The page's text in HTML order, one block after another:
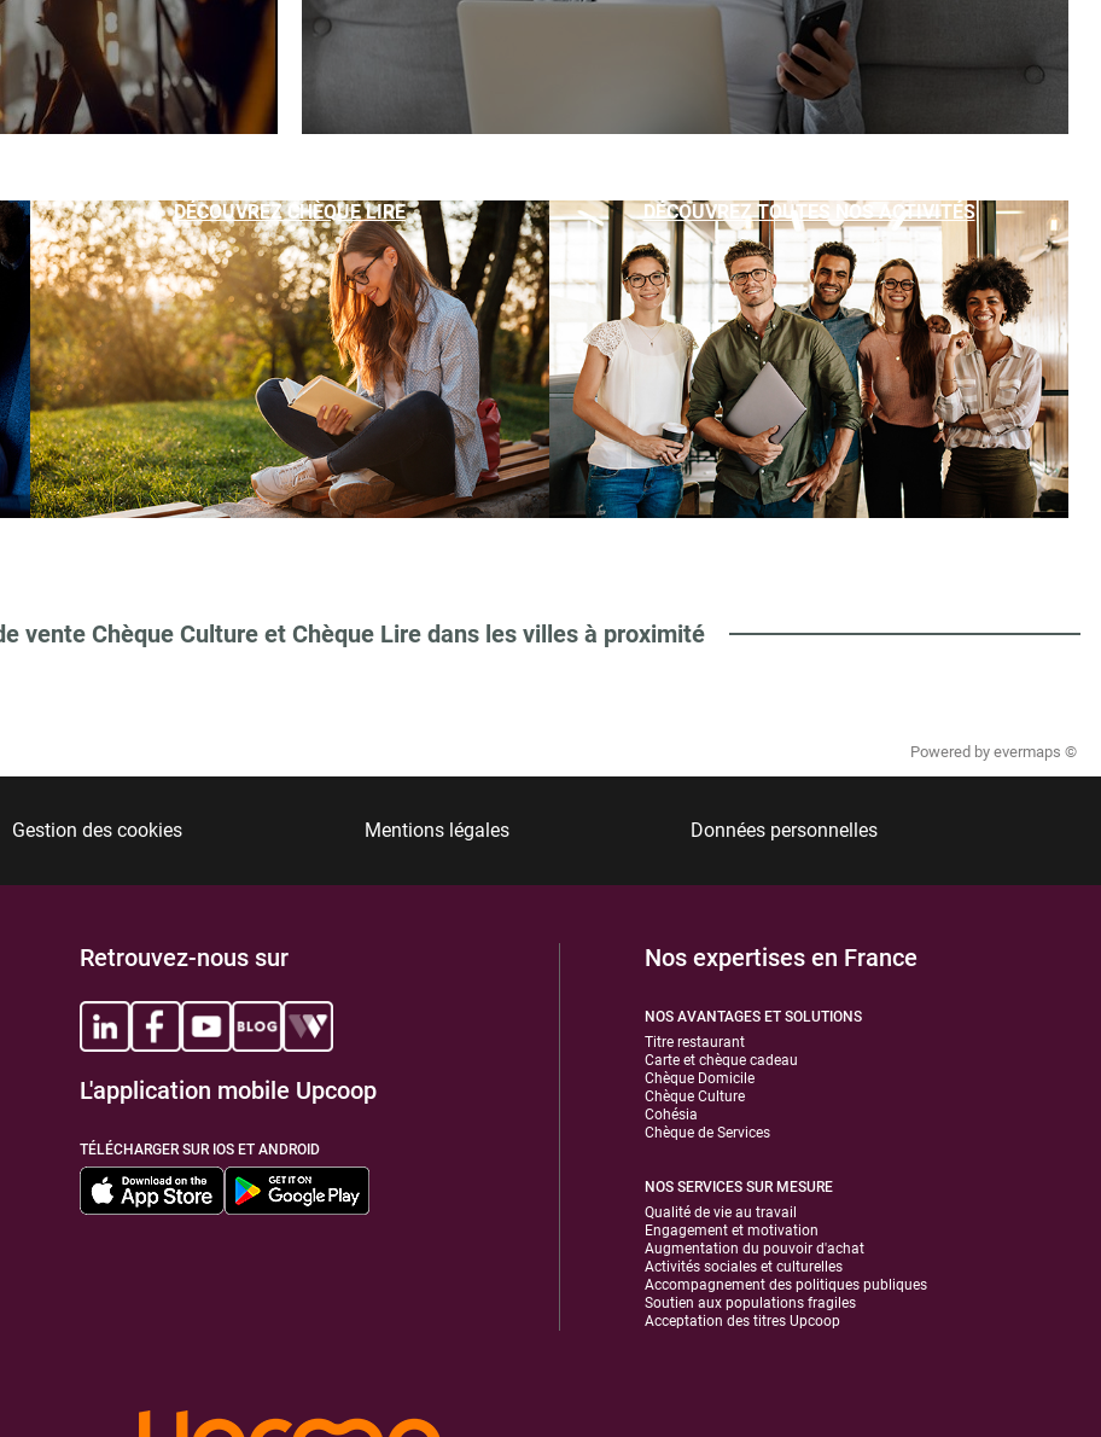
DÉCOUVREZ CHÈQUE LIRE DÉCOUVREZ TOUTES NOS ACTIVITÉS
vente Chèque Culture et Chèque Lire dans les villes à proximité
Powered by evermaps ©
Gestion des cookies Mentions légales Données personnelles
Retrouvez-nous sur
L'application mobile Upcoop
TÉLÉCHARGER SUR IOS ET ANDROID
Nos expertises en France
NOS AVANTAGES ET SOLUTIONS
Titre restaurant
Carte et chèque cadeau
Chèque Domicile
Chèque Culture
Cohésia
Chèque de Services
NOS SERVICES SUR MESURE
Qualité de vie au travail
Engagement et motivation
Augmentation du pouvoir d'achat
Activités sociales et culturelles
Accompagnement des politiques publiques
Soutien aux populations fragiles
Acceptation des titres Upcoop